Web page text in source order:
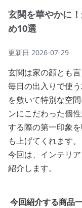
玄関を華やかに
め10選
更新日 2026-07-29
玄関は家の顔とも言
毎日の出入りで使
を敷いて特別な空
ンにこだわった個
する際の第一印象
も上げてくれます。
今回は、インテリ
紹介します。
今回紹介する商品